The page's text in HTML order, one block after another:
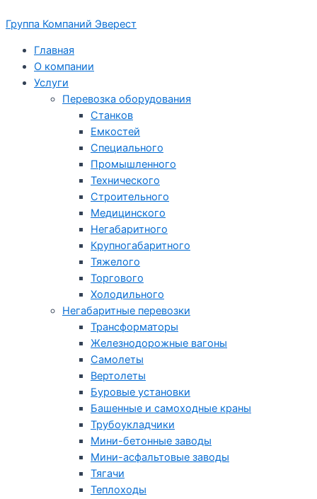
к
содержимому
Группа Компаний Эверест
Главная
О компании
Услуги
Перевозка оборудования
Станков
Емкостей
Специального
Промышленного
Технического
Строительного
Медицинского
Негабаритного
Крупногабаритного
Тяжелого
Торгового
Холодильного
Негабаритные перевозки
Трансформаторы
Железнодорожные вагоны
Самолеты
Вертолеты
Буровые установки
Башенные и самоходные краны
Трубоукладчики
Мини-бетонные заводы
Мини-асфальтовые заводы
Тягачи
Теплоходы